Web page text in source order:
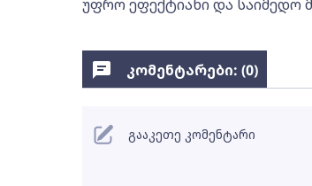
უფრო ეფექტიანი და საიმედო
კომენტარები: (0)
გააკეთე კომენტარი